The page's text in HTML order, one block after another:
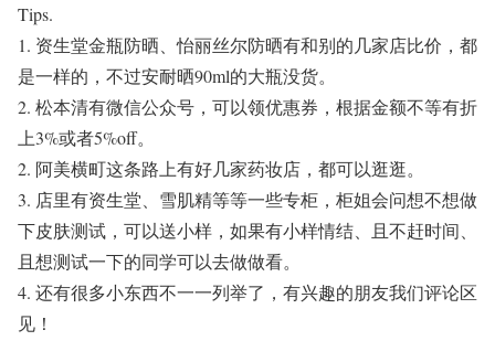
Tips.
1. 资生堂金瓶防晒、怡丽丝尔防晒有和别的几家店比价，都
是一样的，不过安耐晒90ml的大瓶没货。
2. 松本清有微信公众号，可以领优惠券，根据金额不等有折
上3%或者5%off。
2. 阿美横町这条路上有好几家药妆店，都可以逛逛。
3. 店里有资生堂、雪肌精等等一些专柜，柜姐会问想不想做
下皮肤测试，可以送小样，如果有小样情结、且不赶时间、
且想测试一下的同学可以去做做看。
4. 还有很多小东西不一一列举了，有兴趣的朋友我们评论区
见！